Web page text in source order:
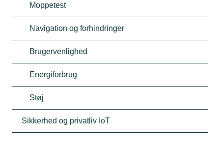
Moppetest
Navigation og forhindringer
Brugervenlighed
Energiforbrug
Støj
Sikkerhed og privatliv IoT